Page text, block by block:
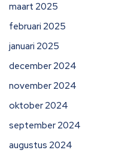
maart 2025
februari 2025
januari 2025
december 2024
november 2024
oktober 2024
september 2024
augustus 2024